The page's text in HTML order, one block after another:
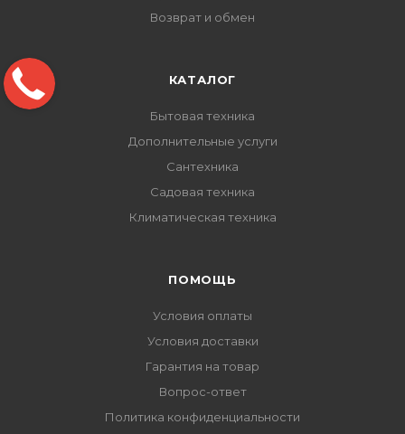
Возврат и обмен
КАТАЛОГ
Бытовая техника
Дополнительные услуги
Сантехника
Садовая техника
Климатическая техника
ПОМОЩЬ
Условия оплаты
Условия доставки
Гарантия на товар
Вопрос-ответ
Политика конфиденциальности